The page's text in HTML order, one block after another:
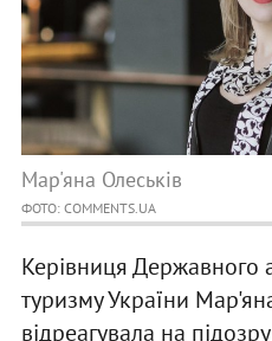
Мар'яна Олеськів
ФОТО: COMMENTS.UA
Керівниця Державного
туризму України
відреагувала на